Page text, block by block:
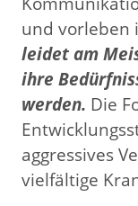
und vorleben
leidet am
ihre
werden. Die
aggressives
vielfältige